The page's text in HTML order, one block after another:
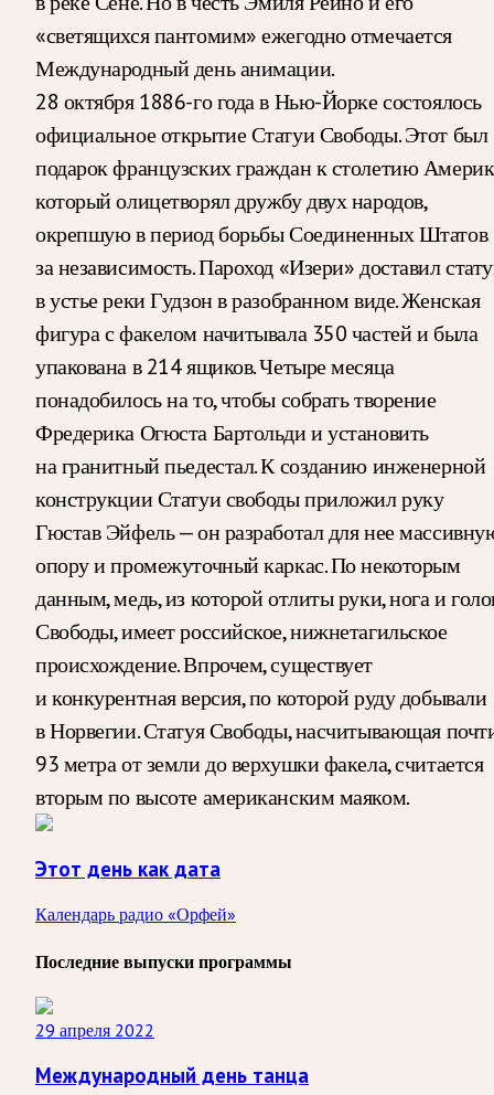
«светящихся пантомим» ежегодно отмечается
Международный день анимации.
28 октября 1886-го года в Нью-Йорке состоялось
официальное открытие Статуи Свободы. Этот был
подарок французских граждан к столетию
который олицетворял дружбу двух народов,
окрепшую в период борьбы Соединенных Штатов
за независимость. Пароход «Изери» доставил
в устье реки Гудзон в разобранном виде. Женская
фигура с факелом начитывала 350 частей и была
упакована в 214 ящиков. Четыре месяца
понадобилось на то, чтобы собрать творение
Фредерика Огюста Бартольди и установить
на гранитный пьедестал. К созданию инженерной
конструкции Статуи свободы приложил руку
Гюстав Эйфель — он разработал для нее
опору и промежуточный каркас. По некоторым
данным, медь, из которой отлиты руки, нога и
Свободы, имеет российское, нижнетагильское
происхождение. Впрочем, существует
и конкурентная версия, по которой руду добывали
в Норвегии. Статуя Свободы, насчитывающая
93 метра от земли до верхушки факела, считается
вторым по высоте американским маяком.
Этот день как дата
Календарь радио «Орфей»
Последние выпуски программы
29 апреля 2022
Международный день танца